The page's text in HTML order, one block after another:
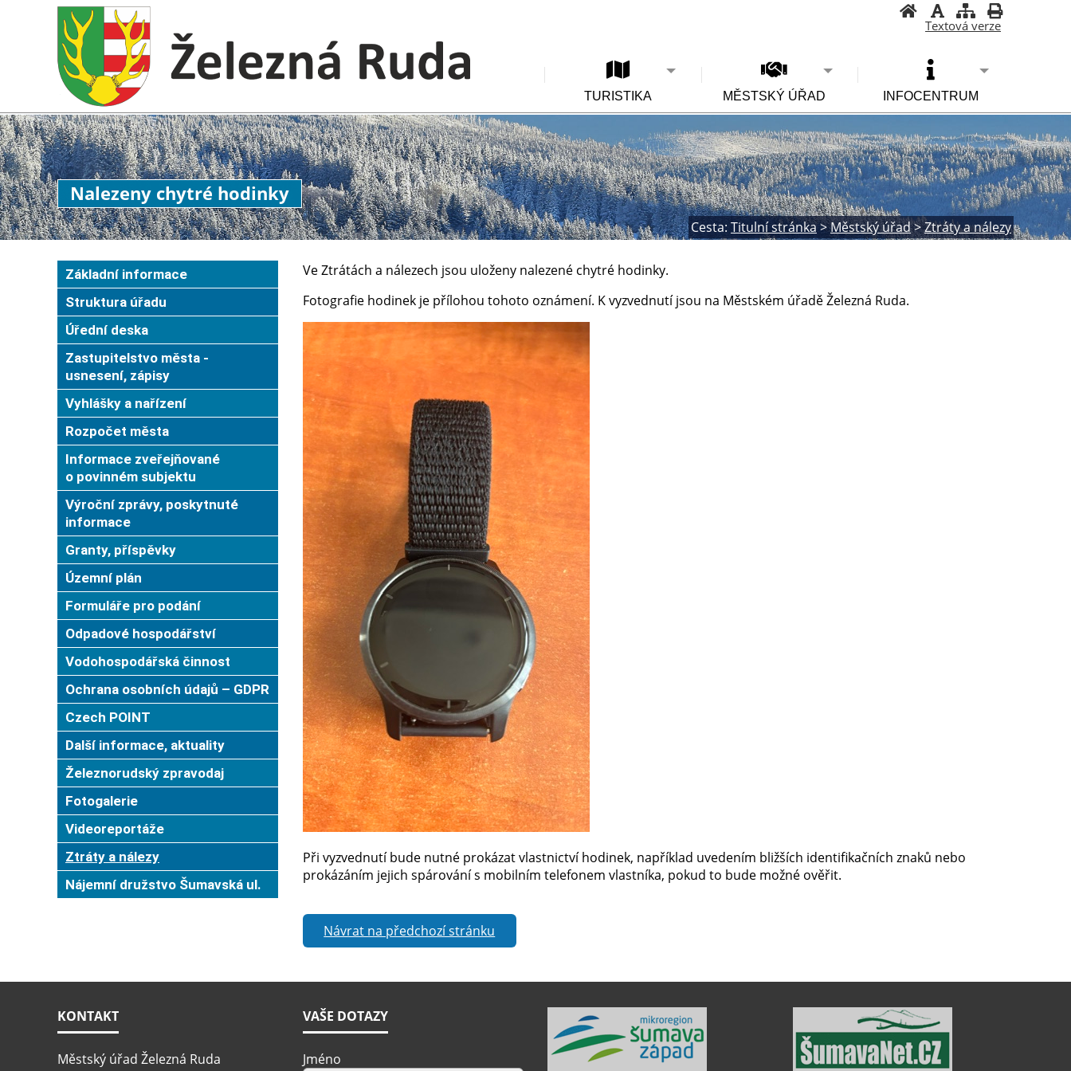
Textová verze
TURISTIKA MĚSTSKÝ ÚŘAD INFOCENTRUM
Nalezeny chytré hodinky
Cesta: Titulní stránka>Městský úřad>Ztráty a nálezy
Základní informace
Struktura úřadu
Úřední deska
Zastupitelstvo města -
usnesení, zápisy
Vyhlášky a nařízení
Rozpočet města
Informace zveřejňované
o povinném subjektu
Výroční zprávy, poskytnuté
informace
Granty, příspěvky
Územní plán
Formuláře pro podání
Odpadové hospodářství
Vodohospodářská činnost
Ochrana osobních údajů – GDPR
Czech POINT
Další informace, aktuality
Železnorudský zpravodaj
Fotogalerie
Videoreportáže
Ztráty a nálezy
Nájemní družstvo Šumavská ul.
Ve Ztrátách a nálezech jsou uloženy nalezené chytré hodinky.
Fotografie hodinek je přílohou tohoto oznámení. K vyzvednutí jsou na Městském úřadě Železná Ruda.
Při vyzvednutí bude nutné prokázat vlastnictví hodinek, například uvedením bližších identifikačních znaků nebo
prokázáním jejich spárování s mobilním telefonem vlastníka, pokud to bude možné ověřit.
Návrat na předchozí stránku
KONTAKT
Městský úřad Železná Ruda
VAŠE DOTAZY
Jméno